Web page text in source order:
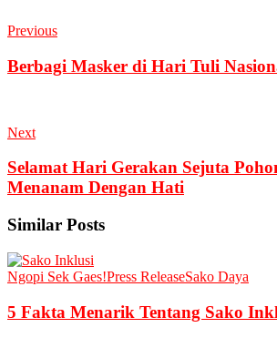
Previous
Berbagi Masker di Hari Tuli
Next
Selamat Hari Gerakan Sejuta
Menanam Dengan Hati
Similar Posts
Ngopi Sek Gaes!Press ReleaseSako Daya
5 Fakta Menarik Tentang Sako